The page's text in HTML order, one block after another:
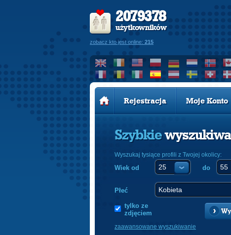
2079378
użytkowników
zobacz kto jest online: 215
Rejestracja Moje Konto
Szybkie
Wyszukaj tysiące profili z Twojej okolicy:
Wiek od do
Płeć
tylko ze
zdjęciem
zaawansowane wyszukiwanie